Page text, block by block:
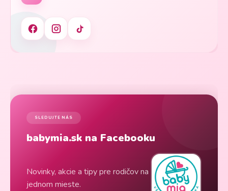
SLEDUJTE NÁS
babymia.sk na Facebooku
Novinky, akcie a tipy pre rodičov na
jednom mieste.